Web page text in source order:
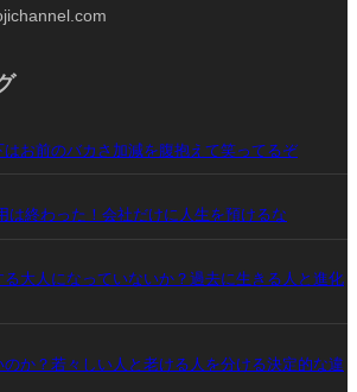
お前のバカさ加減を腹抱えて笑ってるぞ
は終わった！会社だけに人生を預けるな
大人になっていないか？過去に生きる人と進化
か？若々しい人と老ける人を分ける決定的な違